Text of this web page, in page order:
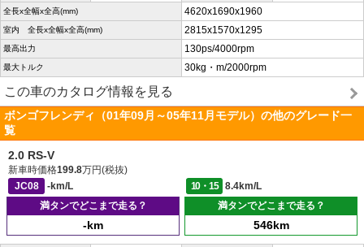
全長x全幅x全高(mm) 4620x1690x1960
室内 全長x全幅x全高(mm) 2815x1570x1295
最高出力 130ps/4000rpm
最大トルク 30kg・m/2000rpm
この車のカタログ情報を見る
ボンゴフレンディ（01年09月～05年11月モデル）の他のグレード一
覧
2.0 RS-V
新車時価格199.8万円(税抜)
JC08
-km/L 10・15
8.4km/L
満タンでどこまで走る？
-km
満タンでどこまで走る？
546km